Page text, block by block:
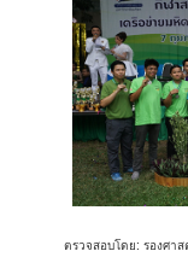
ตรวจสอบโดย: รองศา